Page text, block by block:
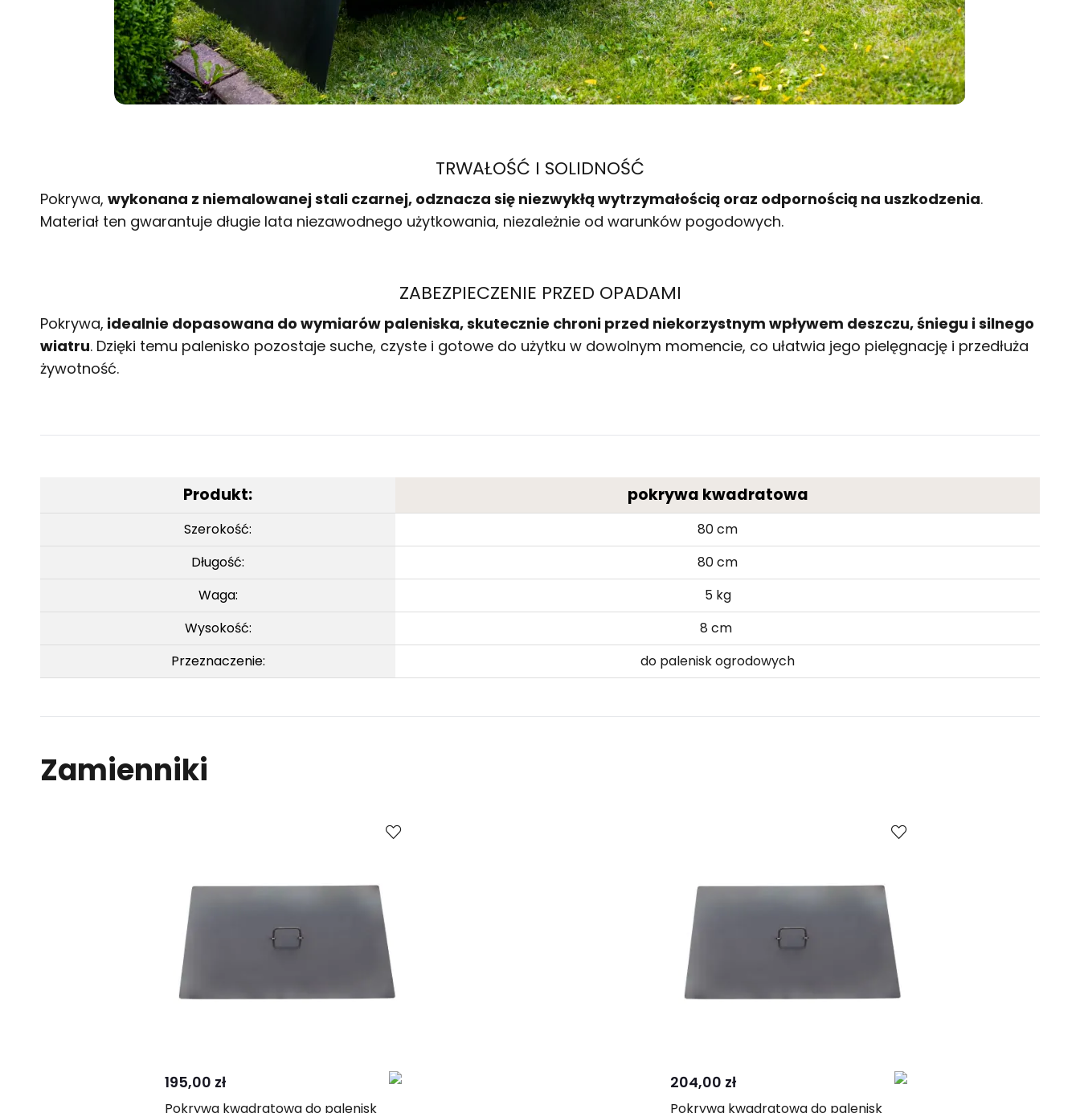
TRWAŁOŚĆ I SOLIDNOŚĆ
Pokrywa, wykonana z niemalowanej stali czarnej, odznacza się niezwykłą wytrzymałością oraz odpornością na uszkodzenia.
Materiał ten gwarantuje długie lata niezawodnego użytkowania, niezależnie od warunków pogodowych.
ZABEZPIECZENIE PRZED OPADAMI
Pokrywa, idealnie dopasowana do wymiarów paleniska, skutecznie chroni przed niekorzystnym wpływem deszczu, śniegu i silnego
wiatru. Dzięki temu palenisko pozostaje suche, czyste i gotowe do użytku w dowolnym momencie, co ułatwia jego pielęgnację i przedłuża
żywotność.
Produkt: pokrywa kwadratowa
Szerokość:
80 cm
Długość:
80 cm
Waga:
5 kg
Wysokość:
8 cm
Przeznaczenie:
do palenisk ogrodowych
Zamienniki
195,00 zł
Pokrywa kwadratowa do palenisk
204,00 zł
Pokrywa kwadratowa do palenisk